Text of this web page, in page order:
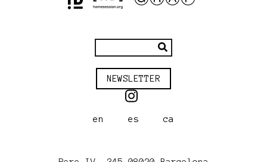
NEWSLETTER
en es ca